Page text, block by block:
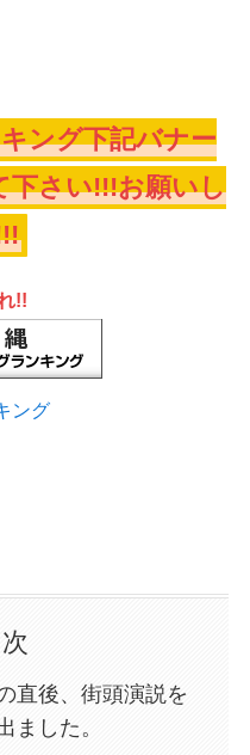
ング下記バナー
下さい!!!お願いし
!!
ング
直後、街頭演説を
ました。